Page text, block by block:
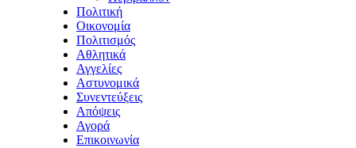
Πολιτική
Οικονομία
Πολιτισμός
Αθλητικά
Αγγελίες
Αστυνομικά
Συνεντεύξεις
Απόψεις
Αγορά
Επικοινωνία